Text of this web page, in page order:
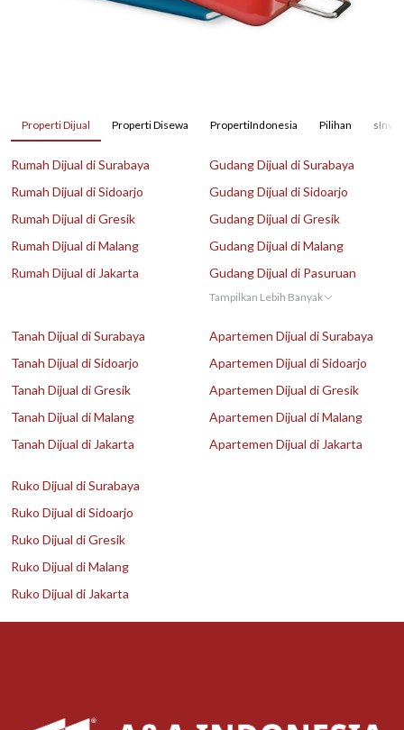
Properti Dijual Properti Disewa PropertiIndonesia Pilihan
Rumah Dijual di Surabaya
Rumah Dijual di Sidoarjo
Rumah Dijual di Gresik
Rumah Dijual di Malang
Rumah Dijual di Jakarta
Gudang Dijual di Surabaya
Gudang Dijual di Sidoarjo
Gudang Dijual di Gresik
Gudang Dijual di Malang
Gudang Dijual di Pasuruan
Tampilkan Lebih Banyak
Tanah Dijual di Surabaya
Tanah Dijual di Sidoarjo
Tanah Dijual di Gresik
Tanah Dijual di Malang
Tanah Dijual di Jakarta
Apartemen Dijual di Surabaya
Apartemen Dijual di Sidoarjo
Apartemen Dijual di Gresik
Apartemen Dijual di Malang
Apartemen Dijual di Jakarta
Ruko Dijual di Surabaya
Ruko Dijual di Sidoarjo
Ruko Dijual di Gresik
Ruko Dijual di Malang
Ruko Dijual di Jakarta